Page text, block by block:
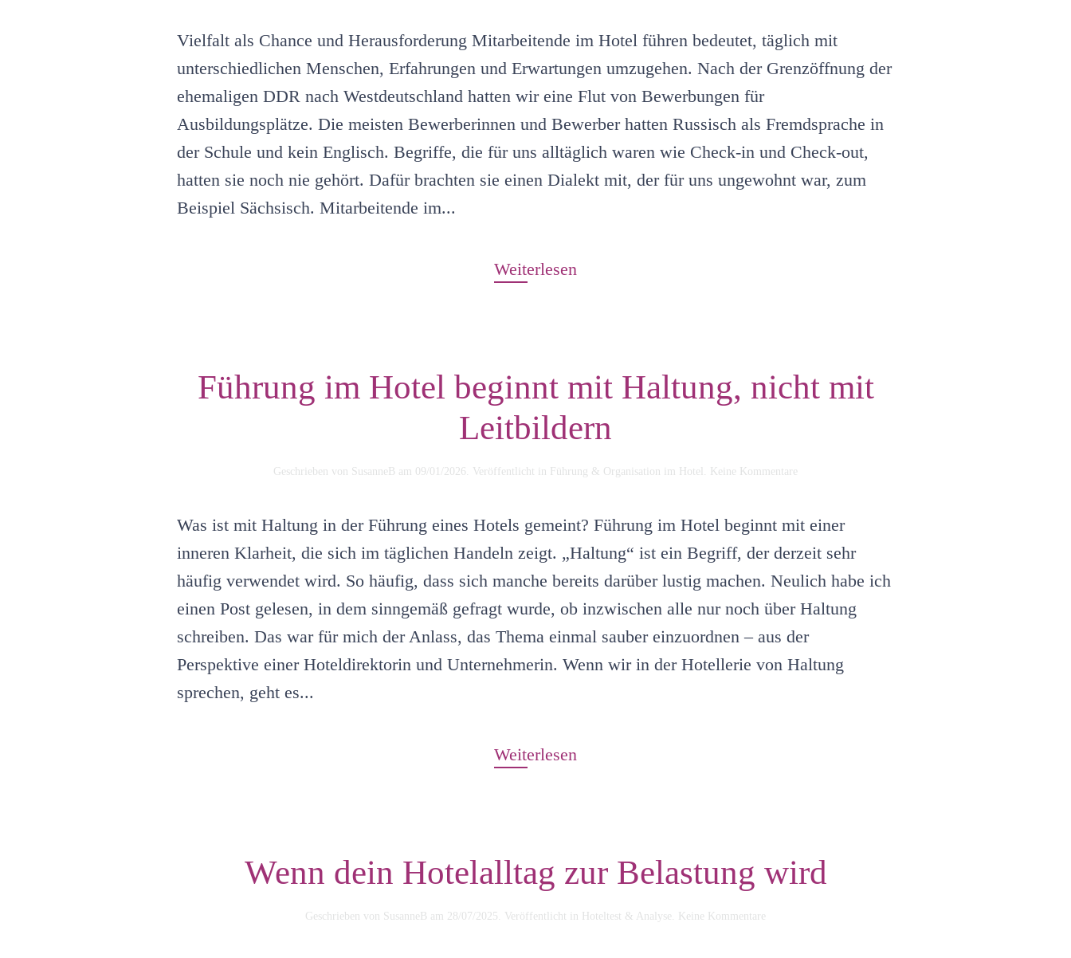
Hotel
führen
Vielfalt als Chance und Herausforderung Mitarbeitende im Hotel führen bedeutet, täglich mit
unterschiedlichen Menschen, Erfahrungen und Erwartungen umzugehen. Nach der Grenzöffnung der
ehemaligen DDR nach Westdeutschland hatten wir eine Flut von Bewerbungen für
Ausbildungsplätze. Die meisten Bewerberinnen und Bewerber hatten Russisch als Fremdsprache in
der Schule und kein Englisch. Begriffe, die für uns alltäglich waren wie Check-in und Check-out,
hatten sie noch nie gehört. Dafür brachten sie einen Dialekt mit, der für uns ungewohnt war, zum
Beispiel Sächsisch. Mitarbeitende im...
Weiterlesen
Führung im Hotel beginnt mit Haltung, nicht mit
Leitbildern
Geschrieben von SusanneB am 09/01/2026. Veröffentlicht in Führung & Organisation im Hotel . Keine Kommentare
Hotel
beginnt
Haltung,
nicht
Leitbildern
Was ist mit Haltung in der Führung eines Hotels gemeint? Führung im Hotel beginnt mit einer
inneren Klarheit, die sich im täglichen Handeln zeigt. „Haltung“ ist ein Begriff, der derzeit sehr
häufig verwendet wird. So häufig, dass sich manche bereits darüber lustig machen. Neulich habe ich
einen Post gelesen, in dem sinngemäß gefragt wurde, ob inzwischen alle nur noch über Haltung
schreiben. Das war für mich der Anlass, das Thema einmal sauber einzuordnen – aus der
Perspektive einer Hoteldirektorin und Unternehmerin. Wenn wir in der Hotellerie von Haltung
sprechen, geht es...
Weiterlesen
Wenn dein Hotelalltag zur Belastung wird
Geschrieben von SusanneB am 28/07/2025 . Veröffentlicht in Hoteltest & Analyse Keine Kommentare